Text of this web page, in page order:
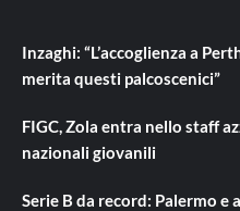
Inzaghi: “L’accoglienza a
merita questi palcoscenici”
FIGC, Zola entra nello staff
nazionali giovanili
Serie B da record: Palermo